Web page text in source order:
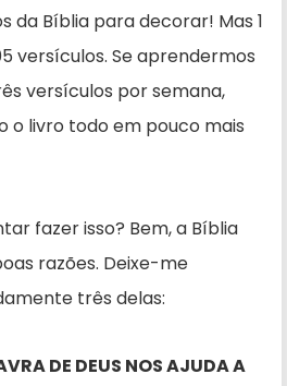
da Bíblia para decorar! Mas 1
versículos. Se aprendermos
versículos por semana,
o livro todo em pouco mais
fazer isso? Bem, a Bíblia
razões. Deixe-me
três delas:
DE DEUS NOS AJUDA A